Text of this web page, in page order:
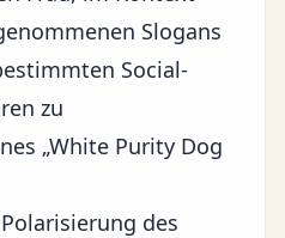
Slogans
Social-
zu
„White Purity Dog
des